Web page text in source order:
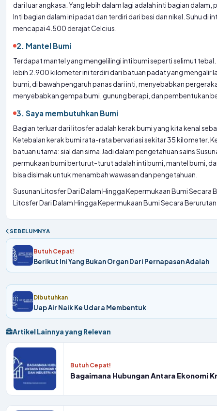
dari luar angkasa. Yang lebih dalam lagi adalah inti bagian
Inti bagian dalam ini padat dan terdiri dari besi dan nikel. Suhu di
mencapai 4.500 derajat Celcius.
2. Mantel Bumi
Terdapat mantel yang mengelilingi inti bumi seperti selimut
lebih 2.900 kilometer ini terdiri dari batuan padat yang mengalir
bumi, di bawah pengaruh panas dari inti, menyebabkan
menyebabkan gempa bumi, gunung berapi, dan pembentukan
3. Saya membutuhkan Bumi
Bagian terluar dari litosfer adalah kerak bumi yang kita kenal
Ketebalan kerak bumi rata-rata bervariasi sekitar 35 kilometer.
batuan utama: sial dan sima. Jadi dalam pengetahuan sains
permukaan bumi berturut-turut adalah inti bumi, mantel bumi,
bisa disimak untuk menambah wawasan dan pengetahuan.
Susunan Litosfer Dari Dalam Hingga Kepermukaan Bumi Secara
Litosfer Dari Dalam Hingga Kepermukaan Bumi Secara
SEBELUMNYA
Butuh Cepat!
Berikut Ini Yang Bukan Organ Dari Pernapasan Adalah
Dibutuhkan
Uap Air Naik Ke Udara Membentuk
Artikel Lainnya yang Relevan
Butuh Cepat!
Bagaimana Hubungan Antara Ekonomi